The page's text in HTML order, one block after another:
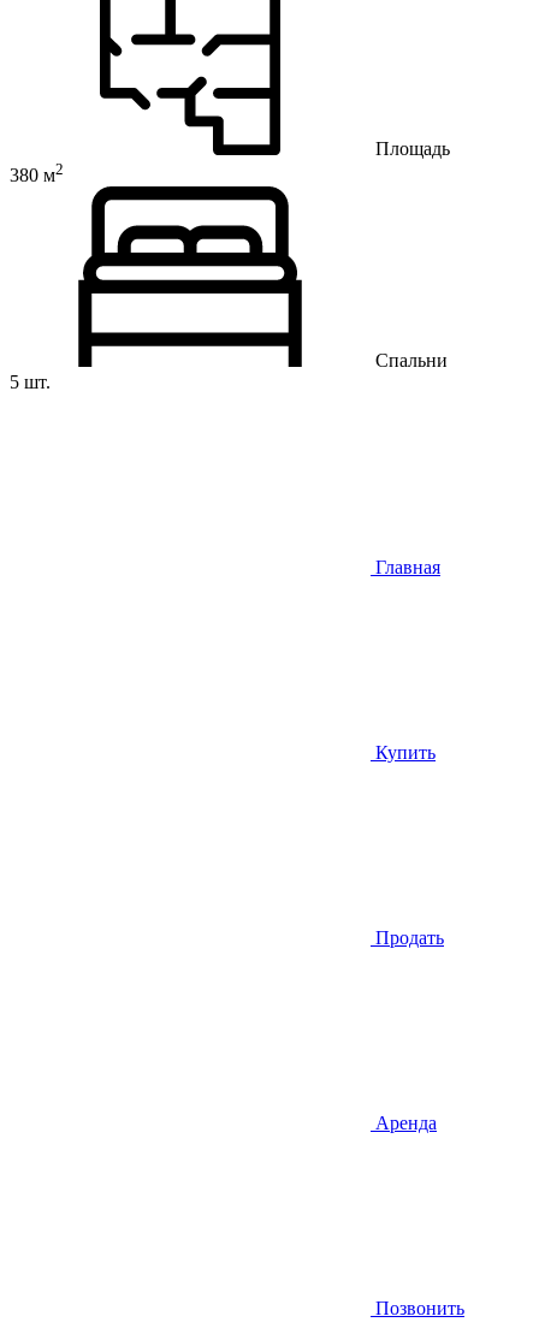
Площадь
380 м2
Спальни
5 шт.
Главная
Купить
Продать
Аренда
Позвонить